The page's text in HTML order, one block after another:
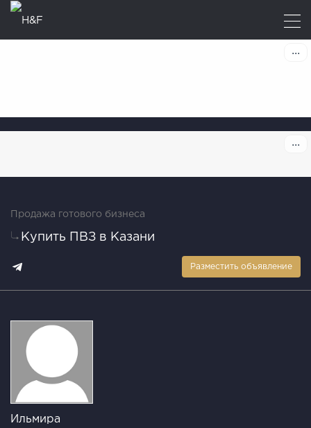
Продажа готового бизнеса
Купить ПВЗ в Казани
Разместить объявление
Ильмира